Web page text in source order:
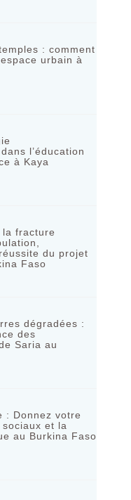
: comment
urbain à
l’éducation
à Kaya
la fracture
du projet
Faso
dégradées :
des
Saria au
: Donnez votre
et la
au Burkina Faso